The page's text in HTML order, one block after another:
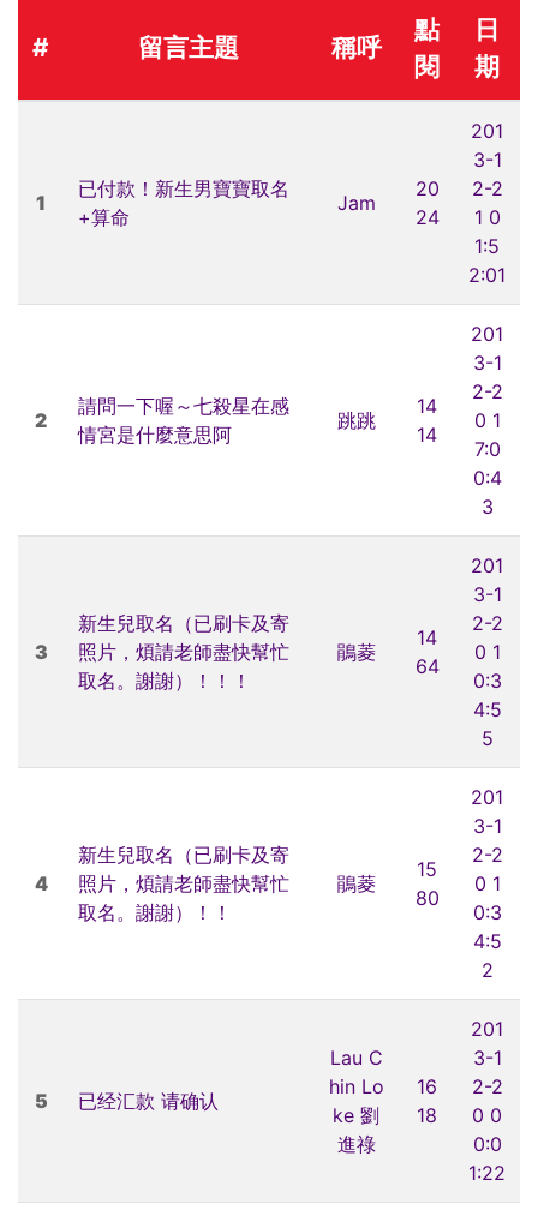
# 留言主題 稱呼
點
閱
日
期
1
已付款！新生男寶寶取名
+算命
Jam
20
24
201
3-1
2-2
1 0
1:5
2:01
2
請問一下喔～七殺星在感
情宮是什麼意思阿
跳跳
14
14
201
3-1
2-2
0 1
7:0
0:4
3
3
新生兒取名（已刷卡及寄
照片，煩請老師盡快幫忙
取名。謝謝）！！！
鵑菱
14
64
201
3-1
2-2
0 1
0:3
4:5
5
4
新生兒取名（已刷卡及寄
照片，煩請老師盡快幫忙
取名。謝謝）！！
鵑菱
15
80
201
3-1
2-2
0 1
0:3
4:5
2
5 已经汇款 请确认
Lau C
hin Lo
ke 劉
進祿
16
18
201
3-1
2-2
0 0
0:0
1:22